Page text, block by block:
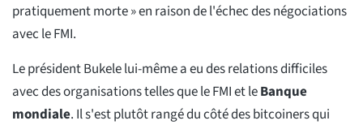
pratiquement morte » en raison de l'échec des négociations
avec le FMI.
Le président Bukele lui-même a eu des relations difficiles
avec des organisations telles que le FMI et leBanque
mondiale. Il s'est plutôt rangé du côté des bitcoiners qui